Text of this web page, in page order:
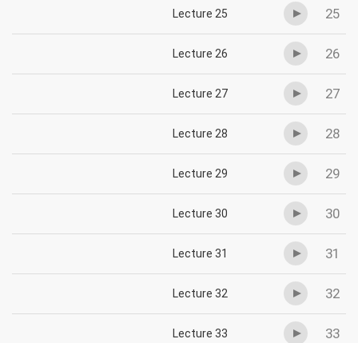
25
Lecture 25
26
Lecture 26
27
Lecture 27
28
Lecture 28
29
Lecture 29
30
Lecture 30
31
Lecture 31
32
Lecture 32
33
Lecture 33